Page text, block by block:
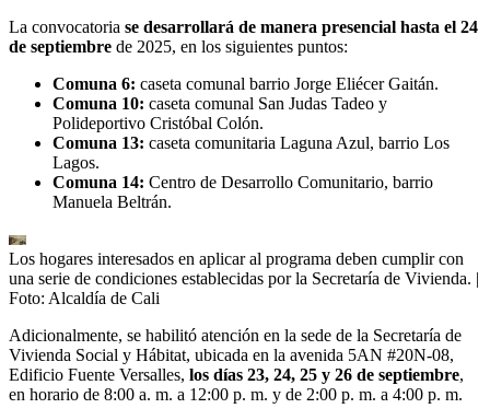
La convocatoria se desarrollará de manera presencial hasta el 24
de septiembre de 2025, en los siguientes puntos:
Comuna 6: caseta comunal barrio Jorge Eliécer Gaitán.
Comuna 10: caseta comunal San Judas Tadeo y
Polideportivo Cristóbal Colón.
Comuna 13: caseta comunitaria Laguna Azul, barrio Los
Lagos.
Comuna 14: Centro de Desarrollo Comunitario, barrio
Manuela Beltrán.
Los hogares interesados en aplicar al programa deben cumplir con
una serie de condiciones establecidas por la Secretaría de Vivienda. |
Foto: Alcaldía de Cali
Adicionalmente, se habilitó atención en la sede de la Secretaría de
Vivienda Social y Hábitat, ubicada en la avenida 5AN #20N-08,
Edificio Fuente Versalles, los días 23, 24, 25 y 26 de septiembre,
en horario de 8:00 a. m. a 12:00 p. m. y de 2:00 p. m. a 4:00 p. m.